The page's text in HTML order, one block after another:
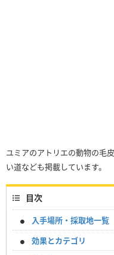
ユミアのアトリエの動物の毛
い道なども掲載しています。
目次
入手場所・採取地一覧
効果とカテゴリ